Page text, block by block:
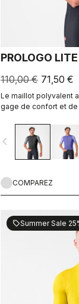
PROLOGO
110,00 € 71,50 €
Le maillot polyvalent
gage de confort et de
navigate_before
COMPAREZ
sellSummer Sale